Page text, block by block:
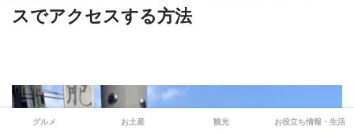
スでアクセスする方法
グルメ お土産 観光 お役立ち情報・生活